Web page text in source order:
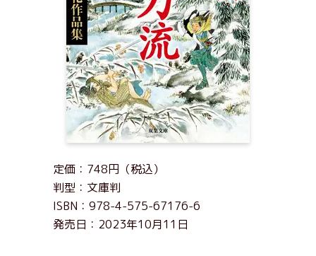
定価：748円（税込）
判型：文庫判
ISBN：978-4-575-67176-6
発売日：2023年10月11日